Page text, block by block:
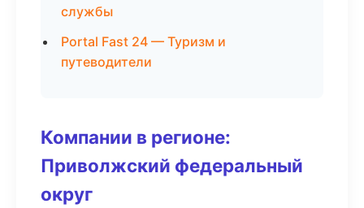
службы
Portal Fast 24 — Туризм и
путеводители
Компании в регионе:
Приволжский федеральный
округ